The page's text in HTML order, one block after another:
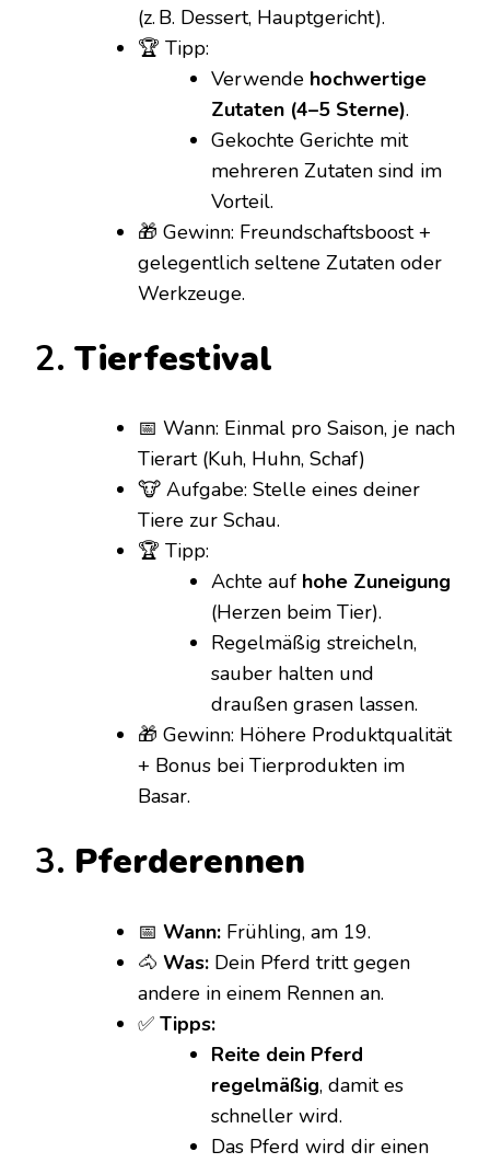
(z. B. Dessert, Hauptgericht).
🏆 Tipp:
Verwende hochwertige
Zutaten (4–5 Sterne).
Gekochte Gerichte mit
mehreren Zutaten sind im
Vorteil.
🎁 Gewinn: Freundschaftsboost +
gelegentlich seltene Zutaten oder
Werkzeuge.
2. Tierfestival
📅 Wann: Einmal pro Saison, je nach
Tierart (Kuh, Huhn, Schaf)
🐮 Aufgabe: Stelle eines deiner
Tiere zur Schau.
🏆 Tipp:
Achte auf hohe Zuneigung
(Herzen beim Tier).
Regelmäßig streicheln,
sauber halten und
draußen grasen lassen.
🎁 Gewinn: Höhere Produktqualität
+ Bonus bei Tierprodukten im
Basar.
3. Pferderennen
📅 Wann: Frühling, am 19.
🐴 Was: Dein Pferd tritt gegen
andere in einem Rennen an.
✅ Tipps:
Reite dein Pferd
regelmäßig, damit es
schneller wird.
Das Pferd wird dir einen